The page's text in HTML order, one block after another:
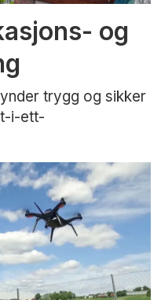
og
trygg og sikker
i-ett-